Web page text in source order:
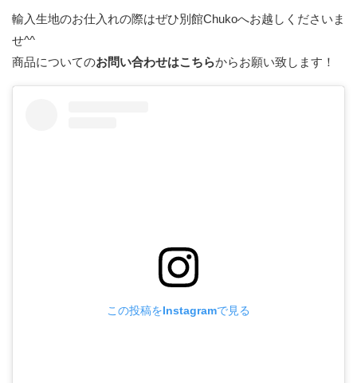
輸入生地のお仕入れの際はぜひ別館Chukoへお越しくださいま
せ^^
商品についてのお問い合わせはこちらからお願い致します！
この投稿をInstagramで見る